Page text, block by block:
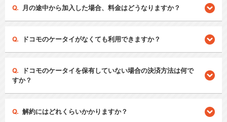
月の途中から加入した場合、料金はどうなりますか？
ドコモのケータイがなくても利用できますか？
ドコモのケータイを保有していない場合の決済方法は何で
すか？
解約にはどれくらいかかりますか？